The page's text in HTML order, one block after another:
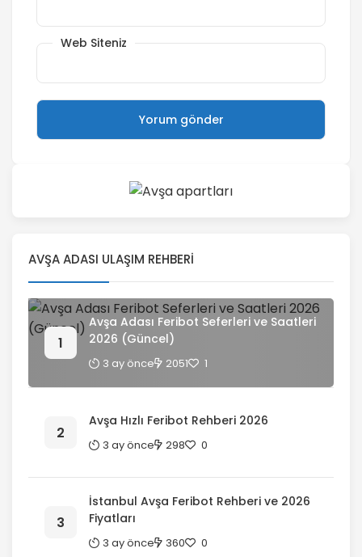
Web Siteniz
AVŞA ADASI ULAŞIM REHBERI
Avşa Adası Feribot Seferleri ve Saatleri
2026 (Güncel)
3 ay önce 2051 1
Avşa Hızlı Feribot Rehberi 2026
3 ay önce 298 0
İstanbul Avşa Feribot Rehberi ve 2026
Fiyatları
3 ay önce 360 0